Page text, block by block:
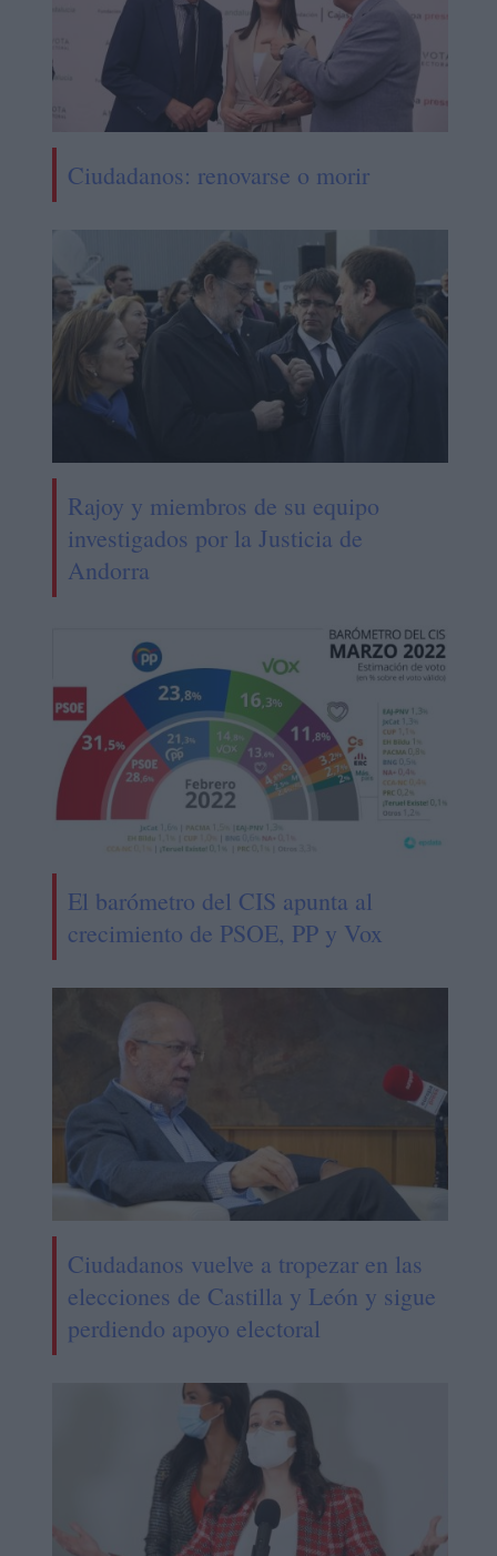
Ciudadanos: renovarse o morir
Rajoy y miembros de su equipo
investigados por la Justicia de
Andorra
El barómetro del CIS apunta al
crecimiento de PSOE, PP y Vox
Ciudadanos vuelve a tropezar en las
elecciones de Castilla y León y sigue
perdiendo apoyo electoral